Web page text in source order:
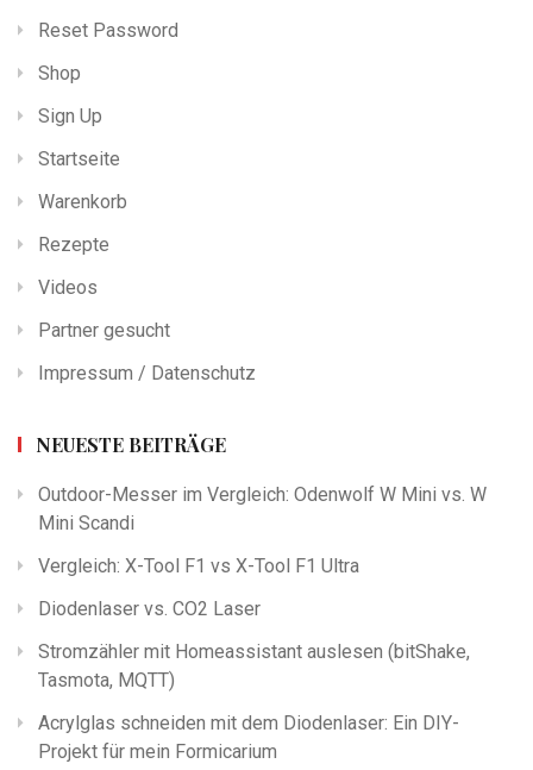
Reset Password
Shop
Sign Up
Startseite
Warenkorb
Rezepte
Videos
Partner gesucht
Impressum / Datenschutz
NEUESTE BEITRÄGE
Outdoor-Messer im Vergleich: Odenwolf W Mini vs. W
Mini Scandi
Vergleich: X-Tool F1 vs X-Tool F1 Ultra
Diodenlaser vs. CO2 Laser
Stromzähler mit Homeassistant auslesen (bitShake,
Tasmota, MQTT)
Acrylglas schneiden mit dem Diodenlaser: Ein DIY-
Projekt für mein Formicarium